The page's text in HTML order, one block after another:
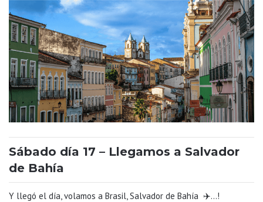
Sábado día 17 – Llegamos a Salvador
de Bahía
Y llegó el día, volamos a Brasil, Salvador de Bahía ✈️…!